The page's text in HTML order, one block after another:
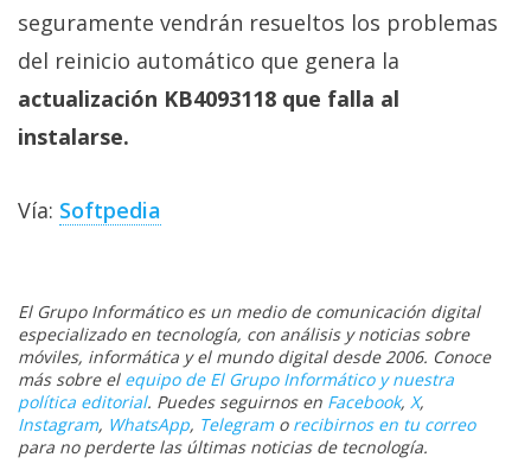
seguramente vendrán resueltos los problemas
del reinicio automático que genera la
actualización KB4093118 que falla al
instalarse.
Vía: Softpedia
El Grupo Informático es un medio de comunicación digital
especializado en tecnología, con análisis y noticias sobre
móviles, informática y el mundo digital desde 2006. Conoce
más sobre el equipo de El Grupo Informático y nuestra
política editorial. Puedes seguirnos en Facebook, X,
Instagram, WhatsApp, Telegramo recibirnos en tu correo
para no perderte las últimas noticias de tecnología.